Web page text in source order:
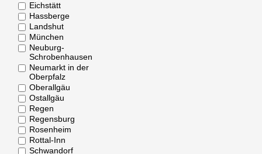
Eichstätt
Hassberge
Landshut
München
Neuburg-
Schrobenhausen
Neumarkt in der
Oberpfalz
Oberallgäu
Ostallgäu
Regen
Regensburg
Rosenheim
Rottal-Inn
Schwandorf